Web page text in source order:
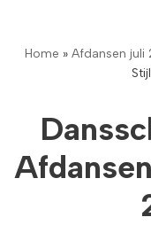
Home » Afdansen juli